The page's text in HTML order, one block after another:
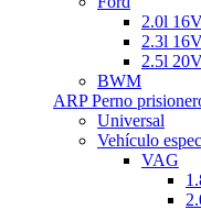
2.0l
2.3l
2.5l
BWM
ARP Perno
Universal
Vehículo
VAG